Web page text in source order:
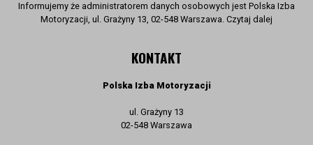
Informujemy że administratorem danych osobowych jest Polska Izba
Motoryzacji, ul. Grażyny 13, 02-548 Warszawa. Czytaj dalej
KONTAKT
Polska Izba Motoryzacji
ul. Grażyny 13
02-548 Warszawa